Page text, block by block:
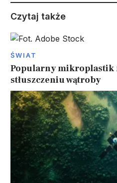
Czytaj także
ŚWIAT
Popularny mikroplastik
stłuszczeniu wątroby